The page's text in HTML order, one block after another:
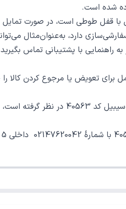
شده است.
دارد، به‌عنوان‌مثال
به راهنمایی با پشتیبانی تماس
تعویض یا مرجوع کردن کالا
خوب فراهم نماییم.